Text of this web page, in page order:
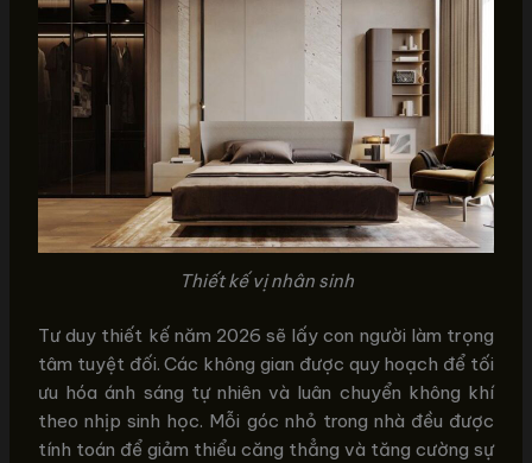
Thiết kế vị nhân sinh
Tư duy thiết kế năm 2026 sẽ lấy con người làm trọng
tâm tuyệt đối. Các không gian được quy hoạch để tối
ưu hóa ánh sáng tự nhiên và luân chuyển không khí
theo nhịp sinh học. Mỗi góc nhỏ trong nhà đều được
tính toán để giảm thiểu căng thẳng và tăng cường sự